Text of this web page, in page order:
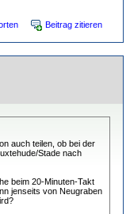
Beitrag zitieren
auch teilen, ob bei der
Stade nach
beim 20-Minuten-Takt
jenseits von Neugraben